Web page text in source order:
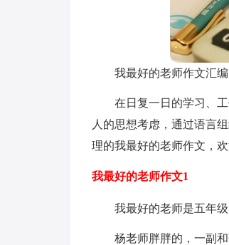
我最好的老师作文汇编
在日复一日的学习、
人的思想考虑，通过语言
理的我最好的老师作文，
我最好的老师作文1
我最好的老师是五年
杨老师胖胖的，一副